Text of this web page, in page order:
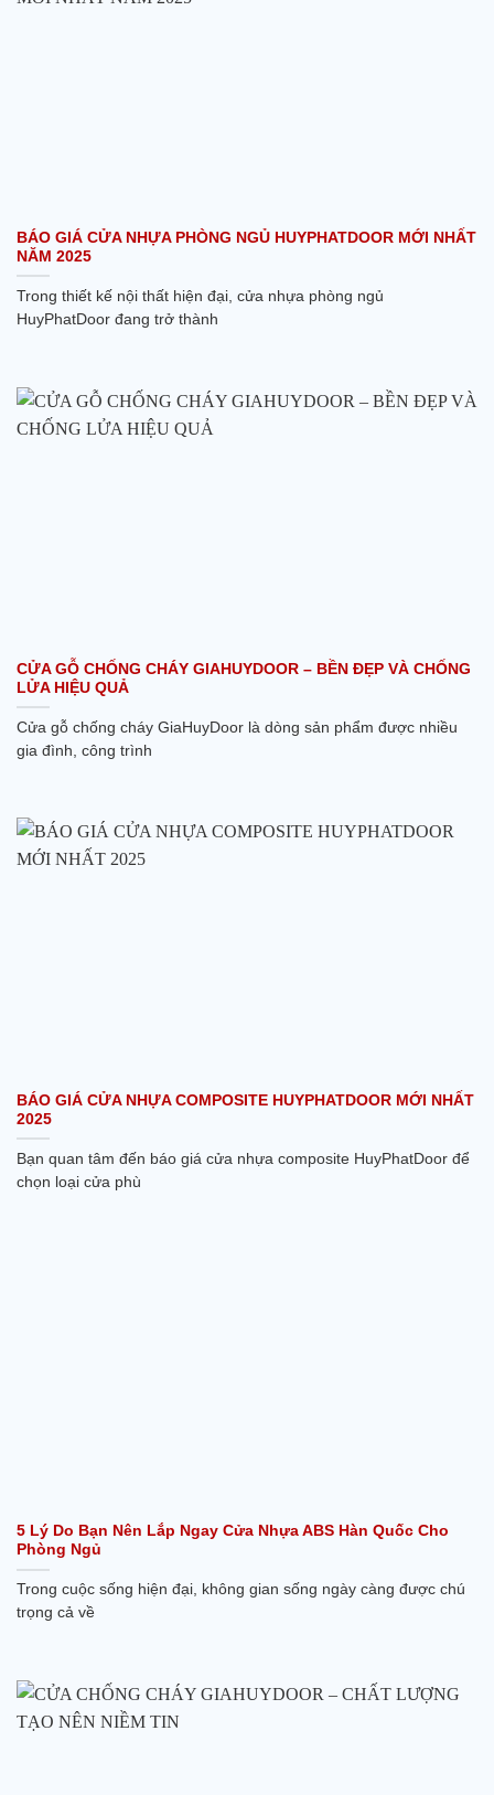
BÁO GIÁ CỬA NHỰA PHÒNG NGỦ HUYPHATDOOR MỚI NHẤT
NĂM 2025
Trong thiết kế nội thất hiện đại, cửa nhựa phòng ngủ
HuyPhatDoor đang trở thành
CỬA GỖ CHỐNG CHÁY GIAHUYDOOR – BỀN ĐẸP VÀ CHỐNG
LỬA HIỆU QUẢ
Cửa gỗ chống cháy GiaHuyDoor là dòng sản phẩm được nhiều
gia đình, công trình
BÁO GIÁ CỬA NHỰA COMPOSITE HUYPHATDOOR MỚI NHẤT
2025
Bạn quan tâm đến báo giá cửa nhựa composite HuyPhatDoor để
chọn loại cửa phù
5 Lý Do Bạn Nên Lắp Ngay Cửa Nhựa ABS Hàn Quốc Cho
Phòng Ngủ
Trong cuộc sống hiện đại, không gian sống ngày càng được chú
trọng cả về